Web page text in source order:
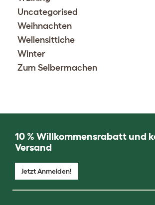
Uncategorised
Weihnachten
Wellensittiche
Winter
Zum Selbermachen
10 % Willkommensrabatt und
Versand
Jetzt Anmelden!